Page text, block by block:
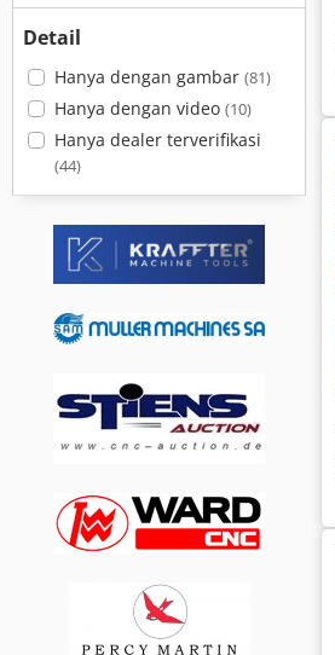
Detail
Hanya dengan gambar (81)
Hanya dengan video (10)
Hanya dealer terverifikasi
(44)